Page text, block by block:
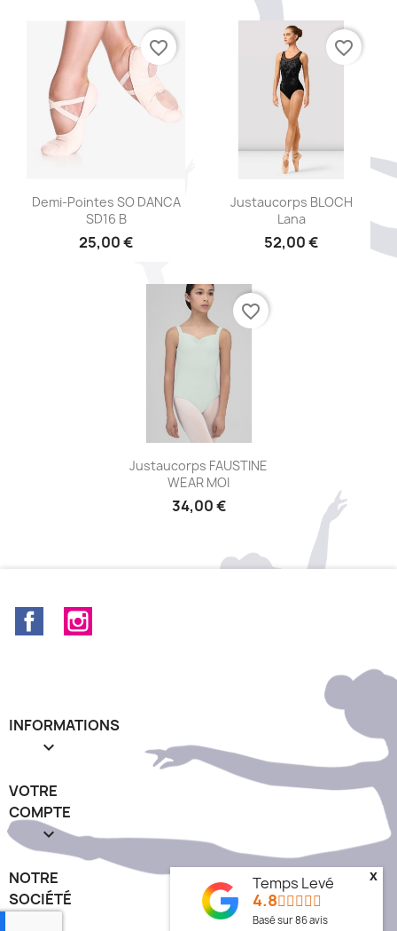
Aperçu rapide
Demi-Pointes SO DANCA
SD16 B
25,00 €
favorite_border
Aperçu rapide
Justaucorps BLOCH
Lana
52,00 €
favorite_border
Aperçu rapide
Justaucorps FAUSTINE
WEAR MOI
34,00 €
favorite_border
Facebook
INFORMATIONS

VOTRE
COMPTE

NOTRE
SOCIÉTÉ
Temps Levé
4.8
Basé sur86avis
x